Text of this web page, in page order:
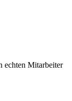
echten Mitarbeiter